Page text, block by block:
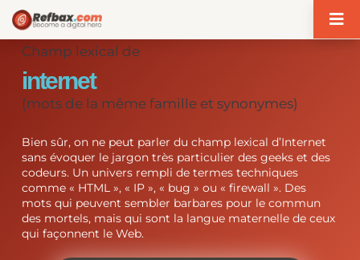
Champ lexical de
internet
(mots de la même famille et synonymes)
Bien sûr, on ne peut parler du champ lexical d’Internet
sans évoquer le jargon très particulier des geeks et des
codeurs. Un univers rempli de termes techniques
comme « HTML », « IP », « bug » ou « firewall ». Des
mots qui peuvent sembler barbares pour le commun
des mortels, mais qui sont la langue maternelle de ceux
qui façonnent le Web.
Panneau de gestion des cookies